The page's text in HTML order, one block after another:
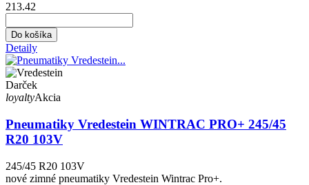
213.42
Do košíka
Detaily
Darček
loyaltyAkcia
Pneumatiky Vredestein WINTRAC PRO+ 245/45
R20 103V
245/45 R20 103V
nové zimné pneumatiky Vredestein Wintrac Pro+.